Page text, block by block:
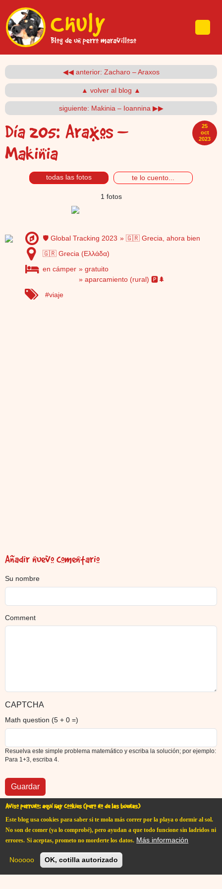
Chuly
Blog de un perro maravilloso
◀◀ anterior: Zacharo – Araxos
▲ volver al blog ▲
siguiente: Makinia – Ioannina ▶▶
25
oct
2023
Día 205: Araxos –
Makinia
todas las fotos te lo cuento...
1 fotos
🛡️ Global Tracking 2023
🇬🇷 Grecia, ahora bien
🇬🇷 Grecia (Ελλάδα)
en cámper
gratuito
aparcamiento (rural) 🅿️🌲
viaje
Añadir nuevo comentario
Su nombre
Comment
CAPTCHA
Math question (5 + 0 =)
Resuelva este simple problema matemático y escriba la solución; por ejemplo:
Para 1+3, escriba 4.
User account menu
Iniciar sesión
Aviso perruno: aquí hay cookies (pero no de las buenas)
Este blog usa cookies para saber si te mola más correr por la playa o dormir al sol.
No son de comer (ya lo comprobé), pero ayudan a que todo funcione sin ladridos ni
errores. Si aceptas, prometo no morderte los datos. Más información
Nooooo OK, cotilla autorizado